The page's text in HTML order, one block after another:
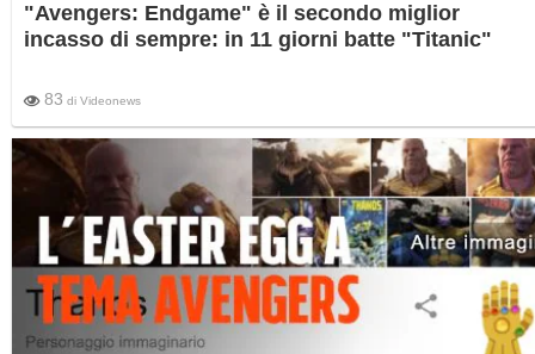
"Avengers: Endgame" è il secondo miglior
incasso di sempre: in 11 giorni batte "Titanic"
83 di Videonews